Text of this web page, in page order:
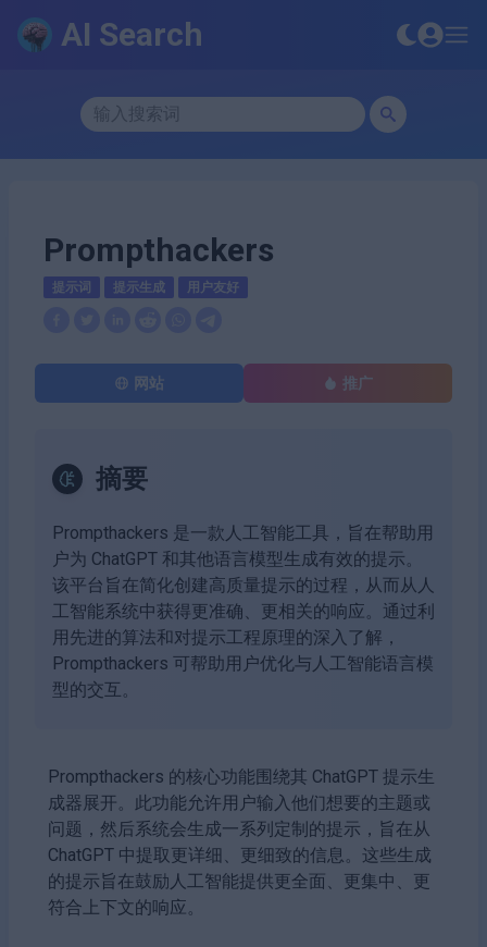
AI Search
Prompthackers
提示词 提示生成 用户友好
网站 推广
摘要
Prompthackers 是一款人工智能工具，旨在帮助用
户为 ChatGPT 和其他语言模型生成有效的提示。
该平台旨在简化创建高质量提示的过程，从而从人
工智能系统中获得更准确、更相关的响应。通过利
用先进的算法和对提示工程原理的深入了解，
Prompthackers 可帮助用户优化与人工智能语言模
型的交互。
Prompthackers 的核心功能围绕其 ChatGPT 提示生
成器展开。此功能允许用户输入他们想要的主题或
问题，然后系统会生成一系列定制的提示，旨在从
ChatGPT 中提取更详细、更细致的信息。这些生成
的提示旨在鼓励人工智能提供更全面、更集中、更
符合上下文的响应。